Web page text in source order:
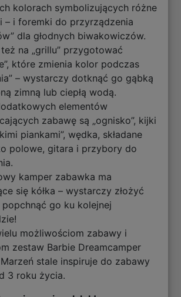
kolorach symbolizujących różne
– i foremki do przyrządzenia
dla głodnych biwakowiczów.
na „grillu” przygotować
które zmienia kolor podczas
– wystarczy dotknąć go gąbką
zimną lub ciepłą wodą.
elementów
zabawę są „ognisko”, kijki
piankami”, wędka, składane
polowe, gitara i przybory do
kamper zabawka ma
się kółka – wystarczy złożyć
go ku kolejnej
możliwościom zabawy i
zestaw Barbie Dreamcamper
stale inspiruje do zabawy
3 roku życia.